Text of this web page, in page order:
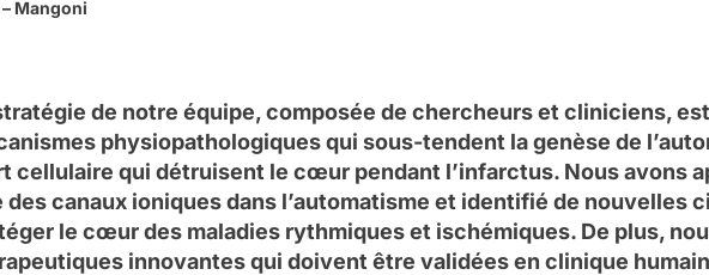
Mangoni
de notre équipe, composée de chercheurs et cliniciens,
physiopathologiques qui sous-tendent la genèse de
cellulaire qui détruisent le cœur pendant l’infarctus. Nous avons
des canaux ioniques dans l’automatisme et identifié de
le cœur des maladies rythmiques et ischémiques. De plus,
innovantes qui doivent être validées en clinique